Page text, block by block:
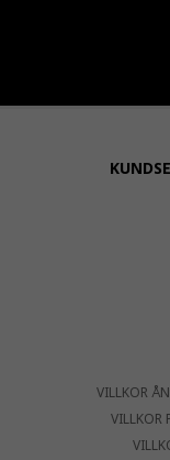
VILLKOR
VILLKOR